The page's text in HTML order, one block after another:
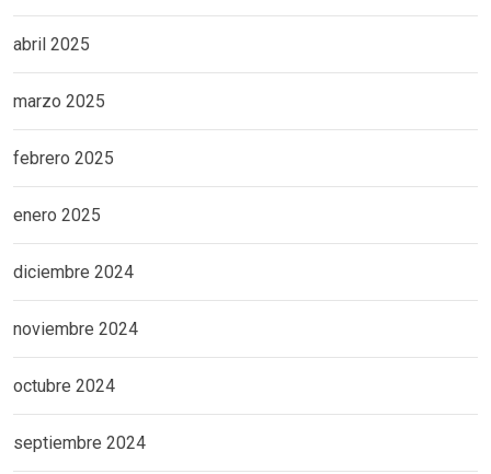
abril 2025
marzo 2025
febrero 2025
enero 2025
diciembre 2024
noviembre 2024
octubre 2024
septiembre 2024